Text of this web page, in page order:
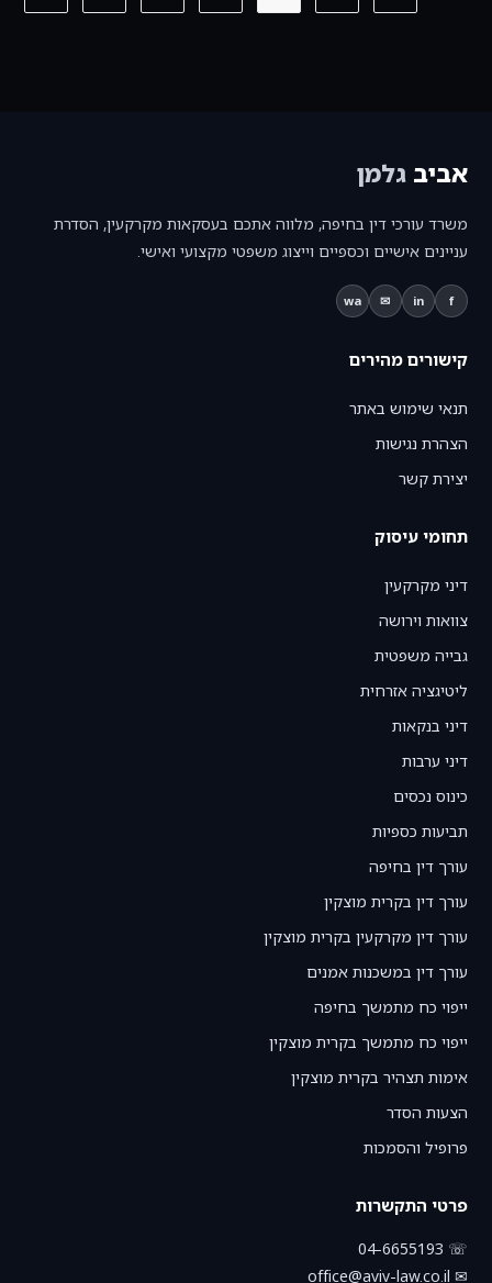
ולהבטיח
אביבגלמן
משרד עורכי דין בחיפה, מלווה אתכם בעסקאות מקרקעין, הסדרת
עניינים אישיים וכספיים וייצוג משפטי מקצועי ואישי.
f
in
✉
wa
קישורים מהירים
תנאי שימוש באתר
הצהרת נגישות
יצירת קשר
תחומי עיסוק
דיני מקרקעין
צוואות וירושה
גבייה משפטית
ליטיגציה אזרחית
דיני בנקאות
דיני ערבות
כינוס נכסים
תביעות כספיות
עורך דין בחיפה
עורך דין בקרית מוצקין
עורך דין מקרקעין בקרית מוצקין
עורך דין במשכנות אמנים
ייפוי כח מתמשך בחיפה
ייפוי כח מתמשך בקרית מוצקין
אימות תצהיר בקרית מוצקין
הצעות הסדר
פרופיל והסמכות
פרטי התקשרות
☏ 04-6655193
✉ office@aviv-law.co.il